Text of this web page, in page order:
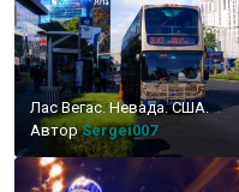
Лас Вегас. Невада. США.
АвторSergei007